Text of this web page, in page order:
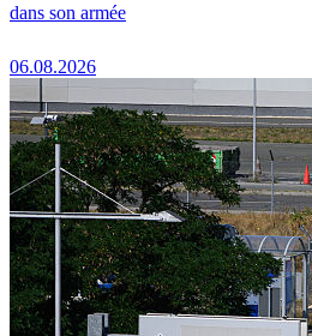
dans son armée
06.08.2026